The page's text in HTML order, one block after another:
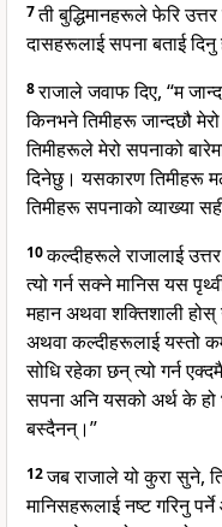
7ती बुद्धिमानहरूले फेरि
दासहरूलाई सपना बताई दिनु
8राजाले जवाफ दिए, “म
किनभने तिमीहरू जान्दछौ
तिमीहरूले मेरो सपनाको
दिनेछु। यसकारण तिमीहरू
तिमीहरू सपनाको व्याख्या
10कल्दीहरूले राजालाई
त्यो गर्न सक्ने मानिस यस
महान अथवा शक्तिशाली
अथवा कल्दीहरूलाई यस्तो
सोधि रहेका छन् त्यो गर्न
सपना अनि यसको अर्थ के
बस्दैनन्।”
12जब राजाले यो कुरा सुने,
मानिसहरूलाई नष्ट गरिनु